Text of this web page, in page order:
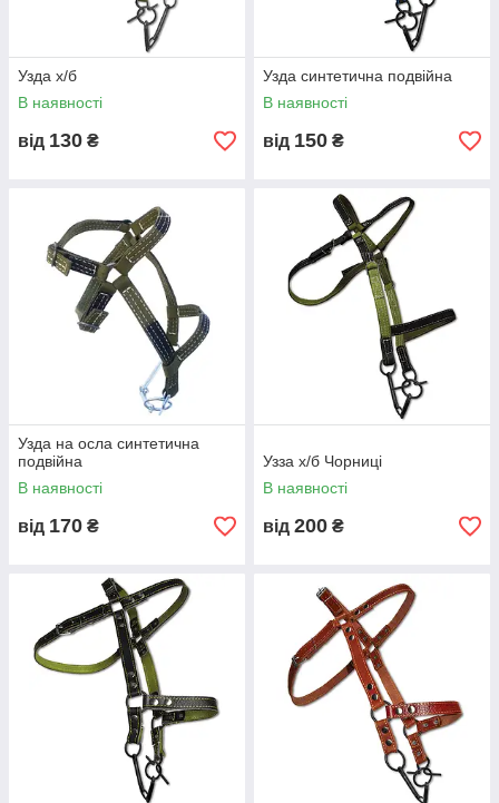
Узда х/б
В наявності
від 130 ₴
Узда синтетична подвійна
В наявності
від 150 ₴
Узда на осла синтетична
подвійна
В наявності
від 170 ₴
Узза х/б Чорниці
В наявності
від 200 ₴